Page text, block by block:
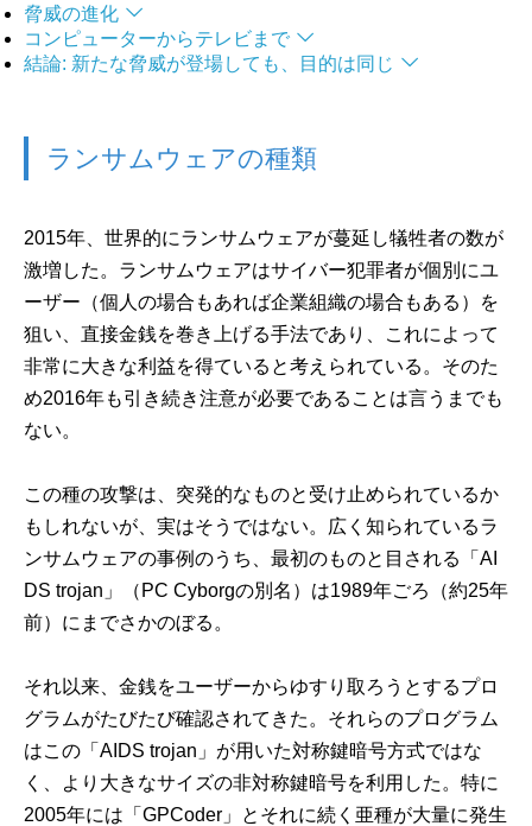
脅威の進化
コンピューターからテレビまで
結論: 新たな脅威が登場しても、目的は同じ
ランサムウェアの種類
2015年、世界的にランサムウェアが蔓延し犠牲者の数が
激増した。ランサムウェアはサイバー犯罪者が個別にユ
ーザー（個人の場合もあれば企業組織の場合もある）を
狙い、直接金銭を巻き上げる手法であり、これによって
非常に大きな利益を得ていると考えられている。そのた
め2016年も引き続き注意が必要であることは言うまでも
ない。
この種の攻撃は、突発的なものと受け止められているか
もしれないが、実はそうではない。広く知られているラ
ンサムウェアの事例のうち、最初のものと目される「AI
DS trojan」（PC Cyborgの別名）は1989年ごろ（約25年
前）にまでさかのぼる。
それ以来、金銭をユーザーからゆすり取ろうとするプロ
グラムがたびたび確認されてきた。それらのプログラム
はこの「AIDS trojan」が用いた対称鍵暗号方式ではな
く、より大きなサイズの非対称鍵暗号を利用した。特に
2005年には「GPCoder」とそれに続く亜種が大量に発生